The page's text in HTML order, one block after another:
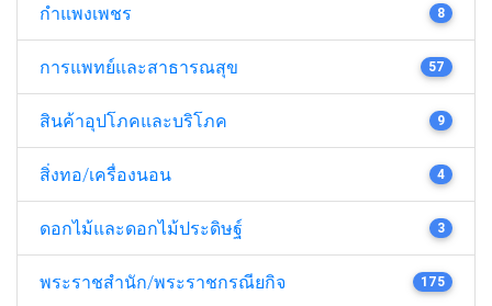
กำแพงเพชร 8
การแพทย์และสาธารณสุข 57
สินค้าอุปโภคและบริโภค 9
สิ่งทอ/เครื่องนอน 4
ดอกไม้และดอกไม้ประดิษฐ์ 3
พระราชสำนัก/พระราชกรณียกิจ 175